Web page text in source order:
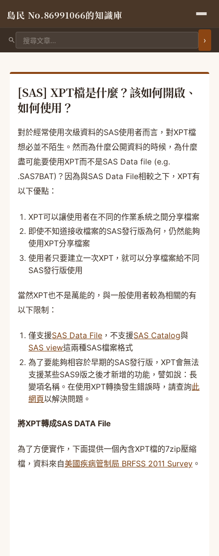
島民 No.86991066的知識庫
搜尋文章
[SAS] XPT檔是什麼？該如何開啟、
如何使用？
對於經常使用次級資料的SAS使用者而言，對XPT檔
想必並不陌生。然而為什麼公開資料的時候，為什麼
盡可能要使用XPT而不是SAS Data file (e.g.
.SAS7BAT)？ 因為與SAS Data File相較之下，XPT有
以下優點：
XPT可以讓使用者在不同的作業系統之間分享檔案
即使不知道接收檔案的SAS發行版為何，仍然能夠
使用XPT分享檔案
使用者只要建立一次XPT，就可以分享檔案給不同
SAS發行版使用
當然XPT也不是萬能的，與一般使用者較為相關的有
以下限制：
僅支援SAS Data File ，不支援SAS Catalog與
SAS view這兩種SAS檔案格式
為了要能夠相容於早期的SAS發行版，XPT會無法
支援某些SAS9版之後才新增的功能，譬如說：長
變項名稱。在使用XPT轉換發生錯誤時，請查詢此
網頁以解決問題。
將XPT轉成SAS DATA File
為了方便實作，下面提供一個內含XPT檔的7zip壓縮
檔，資料來自美國疾病管制局 BRFSS 2011 Survey 。